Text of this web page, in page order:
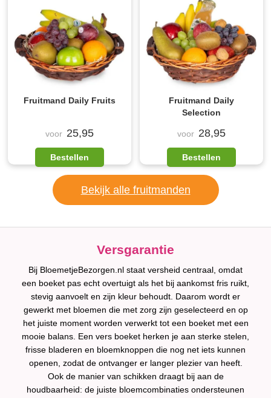
Fruitmand Daily Fruits
voor 25,95
Bestellen
Fruitmand Daily
Selection
voor 28,95
Bestellen
Bekijk alle fruitmanden
Versgarantie
Bij BloemetjeBezorgen.nl staat versheid centraal, omdat
een boeket pas echt overtuigt als het bij aankomst fris ruikt,
stevig aanvoelt en zijn kleur behoudt. Daarom wordt er
gewerkt met bloemen die met zorg zijn geselecteerd en op
het juiste moment worden verwerkt tot een boeket met een
mooie balans. Een vers boeket herken je aan sterke stelen,
frisse bladeren en bloemknoppen die nog net iets kunnen
openen, zodat de ontvanger er langer plezier van heeft.
Ook de manier van schikken draagt bij aan de
houdbaarheid: de juiste bloemcombinaties ondersteunen